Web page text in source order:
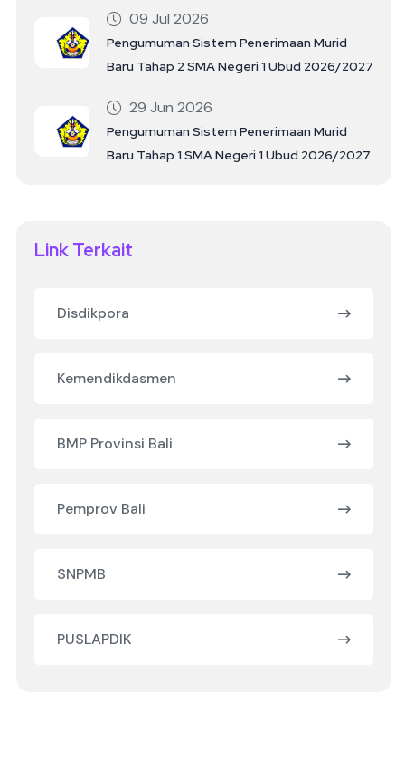
09 Jul 2026
Pengumuman Sistem Penerimaan Murid
Baru Tahap 2 SMA Negeri 1 Ubud 2026/2027
29 Jun 2026
Pengumuman Sistem Penerimaan Murid
Baru Tahap 1 SMA Negeri 1 Ubud 2026/2027
Link Terkait
Disdikpora
Kemendikdasmen
BMP Provinsi Bali
Pemprov Bali
SNPMB
PUSLAPDIK